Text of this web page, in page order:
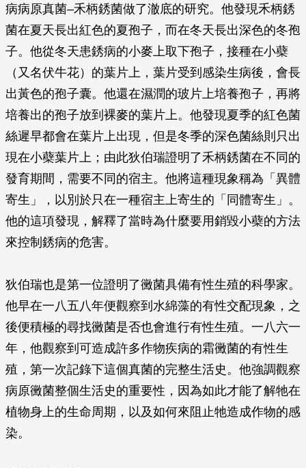
病病原真菌–禾柄銹菌做了澈底的研究。他發現禾柄銹
菌在夏天長出紅色的夏孢子，而在冬天長出深色的冬孢
子。他從冬天患銹病的小麥上取下孢子，接種在小蘗
（又名伏牛花）的葉片上，葉片受到感染生病後，會長
出黃色的孢子囊。他還在濕潤的玻片上培養孢子，再將
培養出的孢子放到裸麥的葉片上。他發現夏季的紅色菌
絲遲早都會在葉片上出現，但是冬季的深色菌絲則只出
現在小蘗葉片上；由此狄伯瑞證明了禾柄銹菌在不同的
發育期間，需要不同的宿主。他將這種現象稱為「異體
寄生」，以別於只在一種宿主上寄生的「同體寄生」。
他的這項發現，解釋了當時為什麼要用銷毀小蘗的方法
來控制銹病的危害。
狄伯瑞也是第一位證明了黴菌具備有性生殖的科學家。
他早在一八五八年便觀察到水綿藻的有性交配現象，之
後便積極的尋找黴菌是否也會進行有性生殖。一八六一
年，他觀察到可造成許多作物疾病的霜黴菌的有性生
殖，第一次記錄下這個真菌的完整生活史。他強調觀察
病原黴菌整個生活史的重要性，因為如此才能了解牠在
植物身上的生命周期，以及如何來阻止牠造成作物的感
染。